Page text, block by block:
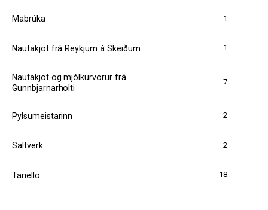
Mabrúka 1
Nautakjöt frá Reykjum á Skeiðum 1
Nautakjöt og mjólkurvörur frá
Gunnbjarnarholti
7
Pylsumeistarinn 2
Saltverk 2
Tariello 18